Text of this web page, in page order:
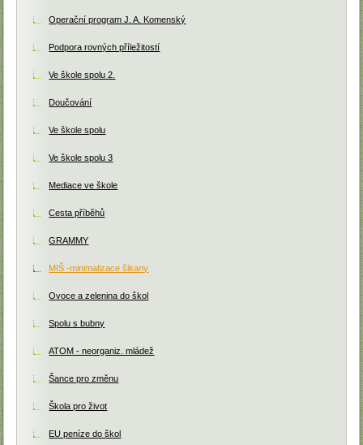
Operační program J. A. Komenský
Podpora rovných příležitostí
Ve škole spolu 2.
Doučování
Ve škole spolu
Ve škole spolu 3
Mediace ve škole
Cesta příběhů
GRAMMY
MIŠ -minimalizace šikany
Ovoce a zelenina do škol
Spolu s bubny
ATOM - neorganiz. mládež
Šance pro změnu
Škola pro život
EU peníze do škol